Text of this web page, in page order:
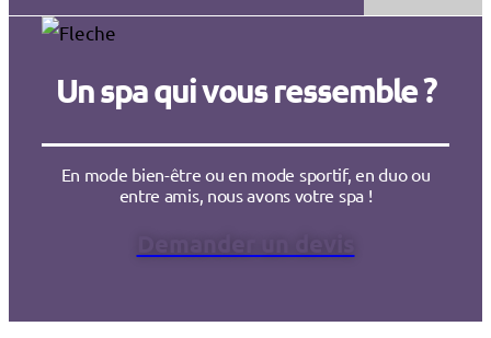
Un spa qui vous ressemble ?
En mode bien-être ou en mode sportif, en duo ou
entre amis, nous avons votre spa !